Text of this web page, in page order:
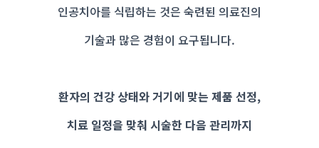
인공치아를 식립하는 것은 숙련된 의료진의
기술과 많은 경험이 요구됩니다.
환자의 건강 상태와 거기에 맞는 제품 선정,
치료 일정을 맞춰 시술한 다음 관리까지